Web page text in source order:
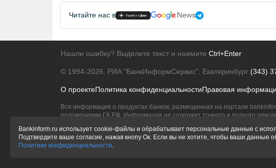
Читайте нас в
Нашли ошибку? Выделите текст и нажмите Ctrl+Enter
© 1994-2026. РИА "БанкИнформСервис". Екатеринбург (343)
О проектеПолитика конфиденциальностиПравовая
Вся информация о продуктах банков, размещенная на портале
положениями ГК РФ. Информация не содержит точного и полного
Bankinform.ru использует cookie-файлы и обрабатывает персональные данные с
Подтвердите ваше согласие, нажав кнопу Ок. Если вы не хотите, чтобы ваши данные
Политике конфиденциальности.